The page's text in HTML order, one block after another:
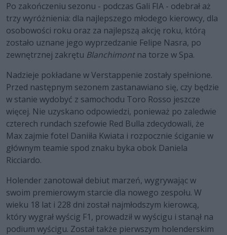
Po zakończeniu sezonu - podczas Gali FIA - odebrał aż
trzy wyróżnienia: dla najlepszego młodego kierowcy, dla
osobowości roku oraz za najlepszą akcję roku, którą
zostało uznane jego wyprzedzanie Felipe Nasra, po
zewnętrznej zakrętu Blanchimontna torze w Spa.
Nadzieje pokładane w Verstappenie zostały spełnione.
Przed następnym sezonem zastanawiano się, czy będzie
w stanie wydobyć z samochodu Toro Rosso jeszcze
więcej. Nie uzyskano odpowiedzi, ponieważ po zaledwie
czterech rundach szefowie Red Bulla zdecydowali, że
Max zajmie fotel Daniiła Kwiata i rozpocznie ściganie w
głównym teamie spod znaku byka obok Daniela
Ricciardo.
Holender zanotował debiut marzeń, wygrywając w
swoim premierowym starcie dla nowego zespołu. W
wieku 18 lat i 228 dni został najmłodszym kierowcą,
który wygrał wyścig F1, prowadził w wyścigu i stanął na
podium wyścigu. Został także pierwszym holenderskim